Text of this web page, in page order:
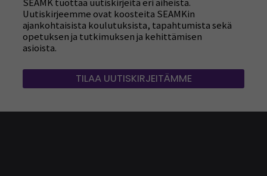
SEAMK tuottaa uutiskirjeitä eri aiheista.
Uutiskirjeemme ovat koosteita SEAMKin
ajankohtaisista koulutuksista, tapahtumista sekä
opetuksen ja tutkimuksen ja kehittämisen
asioista.
TILAA UUTISKIRJEITÄMME